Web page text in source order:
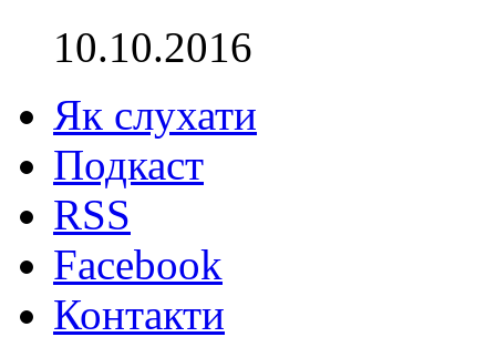
10.10.2016
Як слухати
Подкаст
RSS
Facebook
Контакти